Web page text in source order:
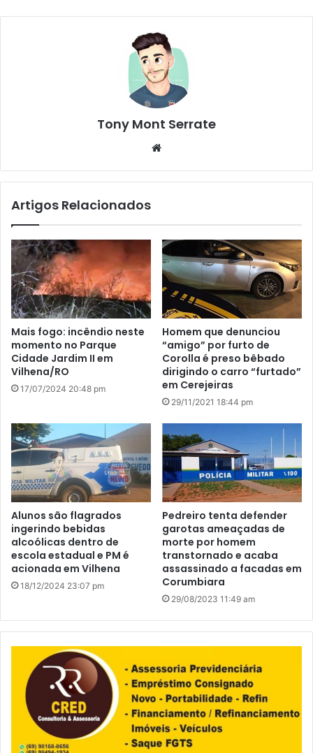
Tony Mont Serrate
te
Artigos Relacionados
Mais fogo: incêndio neste
momento no Parque
Cidade Jardim II em
Vilhena/RO
17/07/2024 20:48 pm
Homem que denunciou
“amigo” por furto de
Corolla é preso bêbado
dirigindo o carro “furtado”
em Cerejeiras
29/11/2021 18:44 pm
Alunos são flagrados
ingerindo bebidas
alcoólicas dentro de
escola estadual e PM é
acionada em Vilhena
18/12/2024 23:07 pm
Pedreiro tenta defender
garotas ameaçadas de
morte por homem
transtornado e acaba
assassinado a facadas em
Corumbiara
29/08/2023 11:49 am